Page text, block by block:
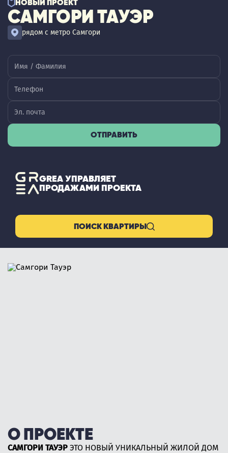
НОВЫЙ ПРОЕКТ
САМГОРИ ТАУЭР
рядом с метро Самгори
ОТПРАВИТЬ
GREA УПРАВЛЯЕТ
ПРОДАЖАМИ ПРОЕКТА
ПОИСК КВАРТИРЫ
О ПРОЕКТЕ
САМГОРИ ТАУЭР ЭТО НОВЫЙ УНИКАЛЬНЫЙ ЖИЛОЙ ДОМ